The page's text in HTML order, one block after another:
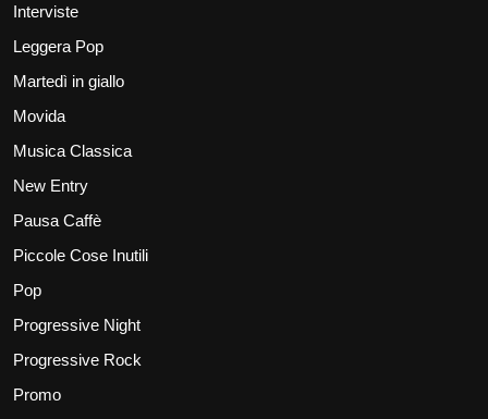
Interviste
Leggera Pop
Martedì in giallo
Movida
Musica Classica
New Entry
Pausa Caffè
Piccole Cose Inutili
Pop
Progressive Night
Progressive Rock
Promo